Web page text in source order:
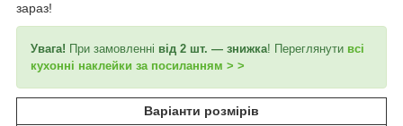
зараз!
Увага! При замовленні від 2 шт. — знижка! Переглянути всі
кухонні наклейки за посиланням > >
Варіанти розмірів